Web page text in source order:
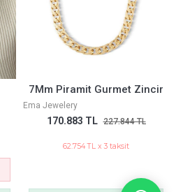
7Mm Piramit Gurmet Zincir
Ema Jewelery
170.883 TL 227.844 TL
62.754 TL x 3 taksit